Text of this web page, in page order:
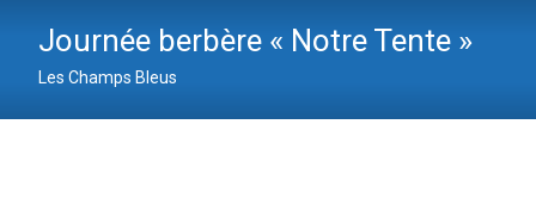
Journée berbère « Notre Tente »
Les Champs Bleus